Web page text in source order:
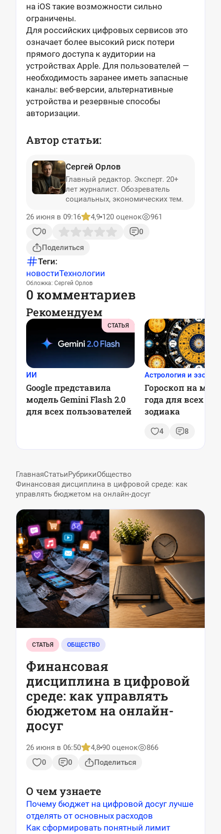
на iOS такие возможности сильно
ограничены.
Для российских цифровых сервисов это
означает более высокий риск потери
прямого доступа к аудитории на
устройствах Apple. Для пользователей —
необходимость заранее иметь запасные
каналы: веб-версии, альтернативные
устройства и резервные способы
авторизации.
Автор статьи:
Сергей Орлов
Главный редактор. Эксперт. 20+
лет журналист. Обозреватель
социальных, экономических тем.
26 июня в 09:16
4,9 120 оценок
961
0
0
Поделиться
Теги:
новостиТехнологии
Обложка: Сергей Орлов
0 комментариев
Рекомендуем
СТАТЬЯ
ИИ
Google представила
модель Gemini Flash 2.0
для всех пользователей
Астрология и
Гороскоп на май
года для всех
зодиака
4 8
ГлавнаяСтатьиРубрикиОбщество
Финансовая дисциплина в цифровой среде: как
управлять бюджетом на онлайн-досуг
СТАТЬЯ ОБЩЕСТВО
Финансовая
дисциплина в цифровой
среде: как управлять
бюджетом на онлайн-
досуг
26 июня в 06:50 4,8 90 оценок
866
0
0 Поделиться
О чем узнаете
Почему бюджет на цифровой досуг лучше
отделять от основных расходов
Как сформировать понятный лимит